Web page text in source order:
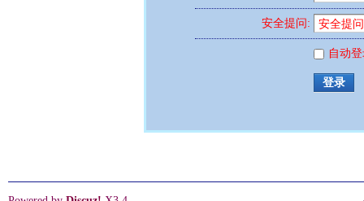
安全提问:
自动
登录